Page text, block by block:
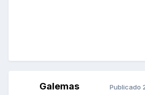
Galemas Publicado